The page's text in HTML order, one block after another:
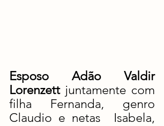
Esposo Adão Valdir
Lorenzett juntamente com
filha Fernanda, genro
Claudio e netas  Isabela,